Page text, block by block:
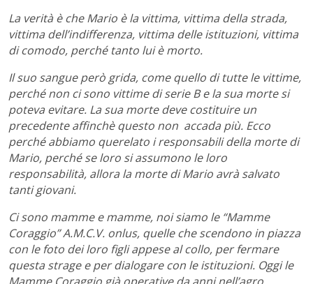
La verità è che Mario è la vittima, vittima della strada,
vittima dell’indifferenza, vittima delle istituzioni, vittima
di comodo, perché tanto lui è morto.
Il suo sangue però grida, come quello di tutte le vittime,
perché non ci sono vittime di serie B e la sua morte si
poteva evitare. La sua morte deve costituire un
precedente affinchè questo non accada più. Ecco
perché abbiamo querelato i responsabili della morte di
Mario, perché se loro si assumono le loro
responsabilità, allora la morte di Mario avrà salvato
tanti giovani.
Ci sono mamme e mamme, noi siamo le “Mamme
Coraggio” A.M.C.V. onlus, quelle che scendono in piazza
con le foto dei loro figli appese al collo, per fermare
questa strage e per dialogare con le istituzioni. Oggi le